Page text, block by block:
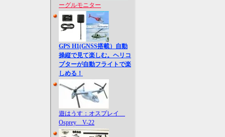
ーグルモニター
GPS H1(GNSS搭載）自動
操縦で見て楽しむ。ヘリコ
プターが自動フライトで楽
しめる！
遊はうす：オスプレイ
Osprey V-22